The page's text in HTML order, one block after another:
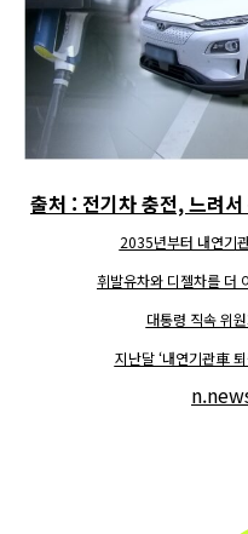
출처 : 전기차 충전, 느려
2035년부터 내연기
휘발유차와 디젤차를 더
대통령 직속 위
지난달 ‘내연기관車